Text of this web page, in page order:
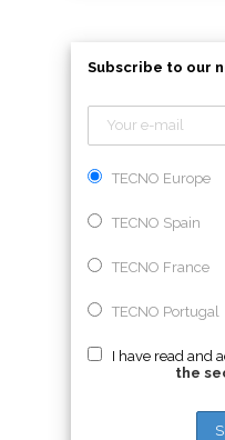
Subscribe to our
TECNO Europe
TECNO Spain
TECNO France
TECNO Portugal
I have read and
the